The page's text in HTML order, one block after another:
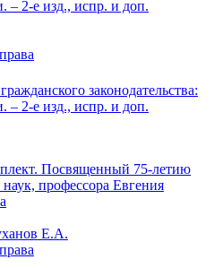
законодательства:
– 2-е изд., испр. и доп.
Е.А.